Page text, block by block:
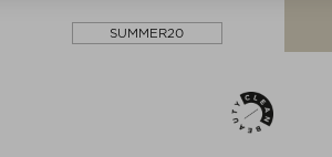
SUMMER20